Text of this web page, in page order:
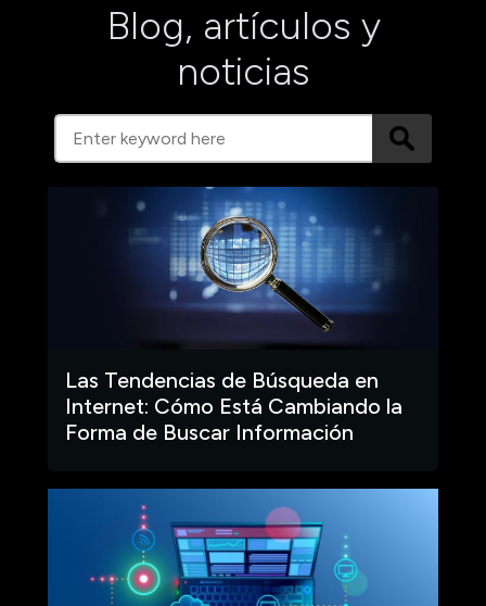
Blog, artículos y
noticias
Las Tendencias de Búsqueda en
Internet: Cómo Está Cambiando la
Forma de Buscar Información